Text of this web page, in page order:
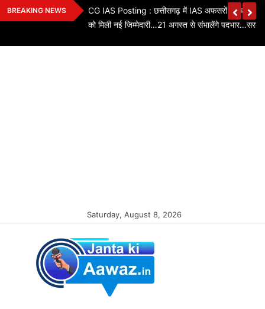
Skip
to
BREAKING NEWS
के तबादले…3 SI,
CG IAS Posting : छत्तीसगढ़ में IAS अफसरों का बड़ा
को मिली नई जिम्मेदारी…21 अगस्त से संभालेंगे
Saturday, August 8, 2026